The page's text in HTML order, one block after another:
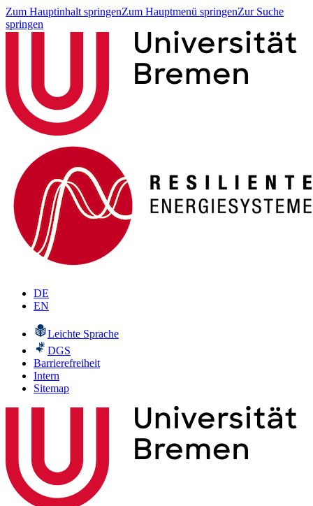
Zum Hauptinhalt springenZum Hauptmenü springenZur Suche
springen
DE
EN
Leichte Sprache
DGS
Barrierefreiheit
Intern
Sitemap